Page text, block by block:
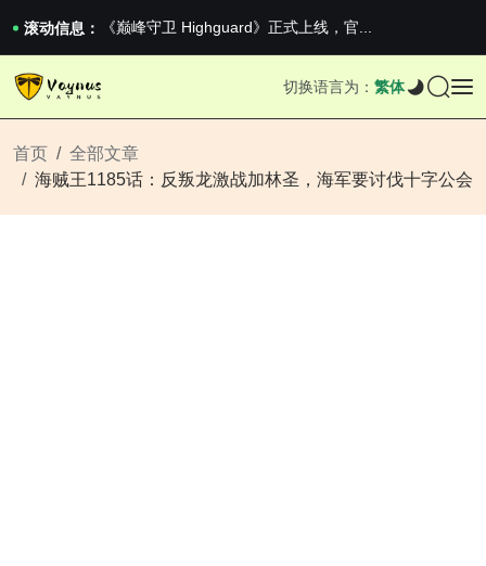
滚动信息：
男生找对象最重要的是什么？太真实了
2026澳网男单收官：全满贯对上全满亚，德约...
《巅峰守卫 Highguard》正式上线，官...
切换语言为： 繁体
首页
全部文章
海贼王1185话：反叛龙激战加林圣，海军要讨伐十字公会